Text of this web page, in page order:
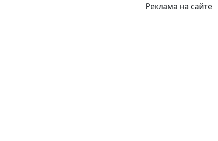
Реклама на сайте